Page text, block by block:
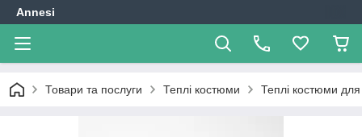
Annesi
Товари та послуги Теплі костюми Теплі костюми для